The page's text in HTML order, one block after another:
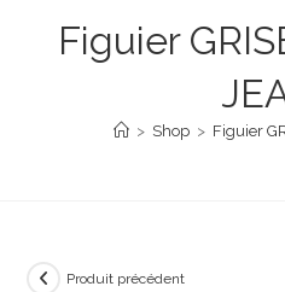
Figuier
> Shop > Figuier
Produit précédent